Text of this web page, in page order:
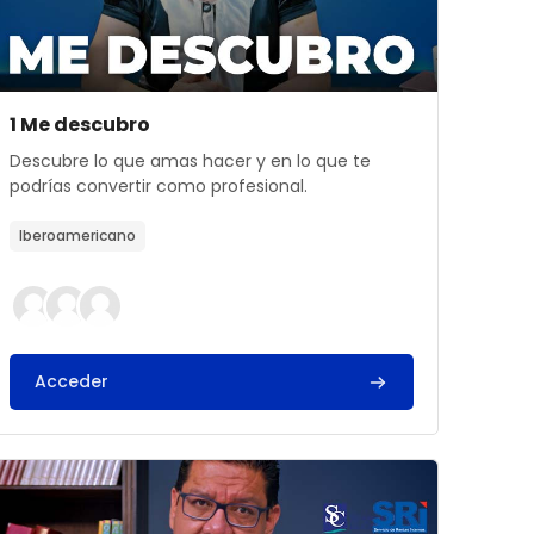
Archivos del resumen del curso
Nombre del curso
1 Me descubro
Texto del resumen del curso:
Descubre lo que amas hacer y en lo que te
podrías convertir como profesional.
Iberoamericano
Acceder
de negociodel resumen del curso" 4 Me convierto en